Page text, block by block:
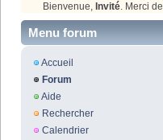
Bienvenue, Invité. Merci de
Menu forum
Accueil
Forum
Aide
Rechercher
Calendrier